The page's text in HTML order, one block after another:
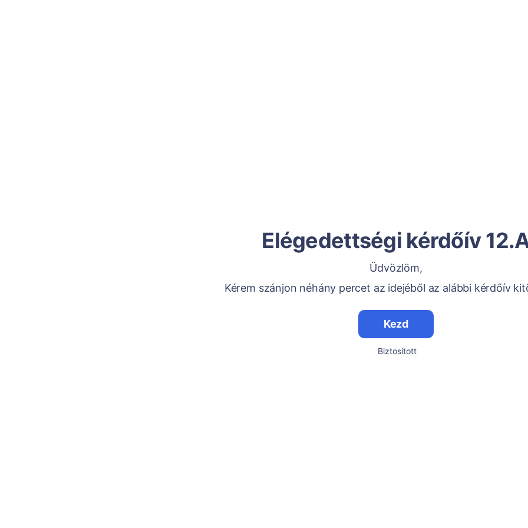
Elégedettségi kérdőív
Üdvözlöm,
Kérem szánjon néhány percet az idejéből az alábbi kérdőív
Kezd
Biztosított